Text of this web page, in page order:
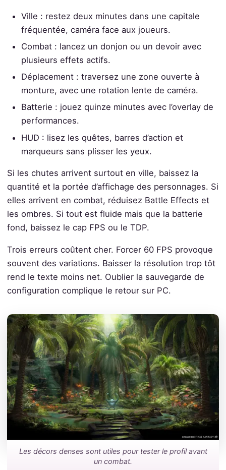
Ville : restez deux minutes dans une capitale
fréquentée, caméra face aux joueurs.
Combat : lancez un donjon ou un devoir avec
plusieurs effets actifs.
Déplacement : traversez une zone ouverte à
monture, avec une rotation lente de caméra.
Batterie : jouez quinze minutes avec l’overlay de
performances.
HUD : lisez les quêtes, barres d’action et
marqueurs sans plisser les yeux.
Si les chutes arrivent surtout en ville, baissez la
quantité et la portée d’affichage des personnages. Si
elles arrivent en combat, réduisez Battle Effects et
les ombres. Si tout est fluide mais que la batterie
fond, baissez le cap FPS ou le TDP.
Trois erreurs coûtent cher. Forcer 60 FPS provoque
souvent des variations. Baisser la résolution trop tôt
rend le texte moins net. Oublier la sauvegarde de
configuration complique le retour sur PC.
Les décors denses sont utiles pour tester le profil avant
un combat.